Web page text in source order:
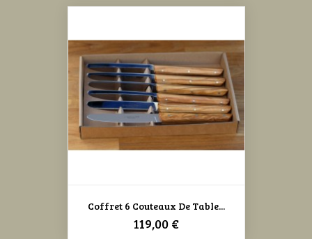
Coffret 6 Couteaux De Table...
Prix
119,00 €